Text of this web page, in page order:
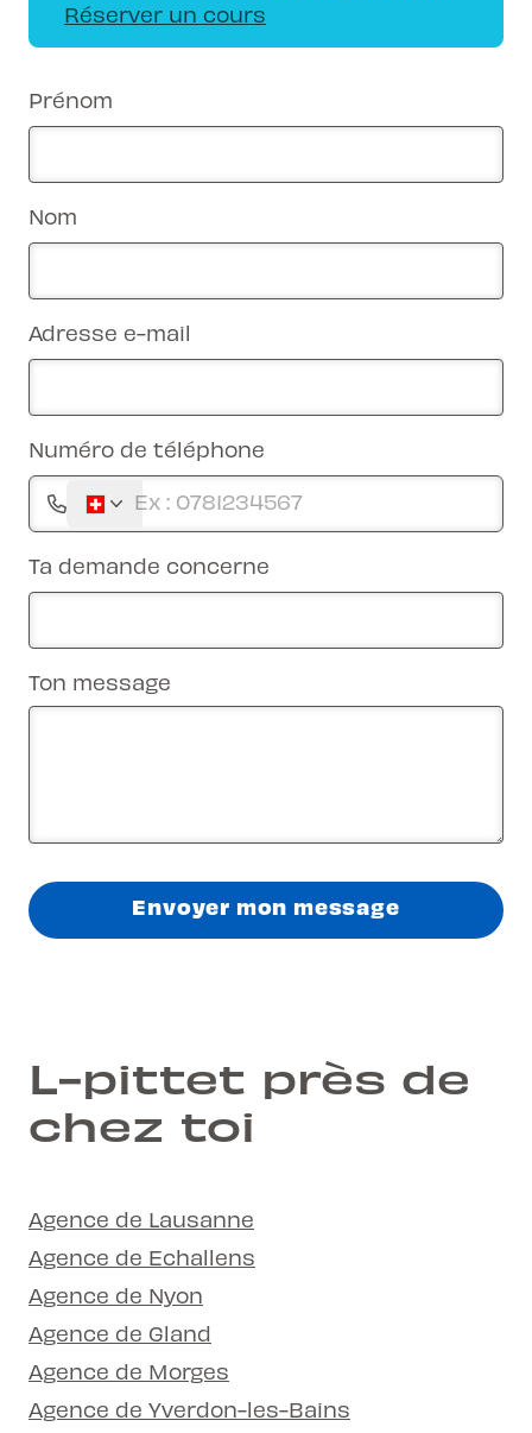
Réserver un cours
Prénom
Nom
Adresse e-mail
Numéro de téléphone
Ta demande concerne
Ton message
Envoyer mon message
L-pittet près de
chez toi
Agence de Lausanne
Agence de Echallens
Agence de Nyon
Agence de Gland
Agence de Morges
Agence de Yverdon-les-Bains